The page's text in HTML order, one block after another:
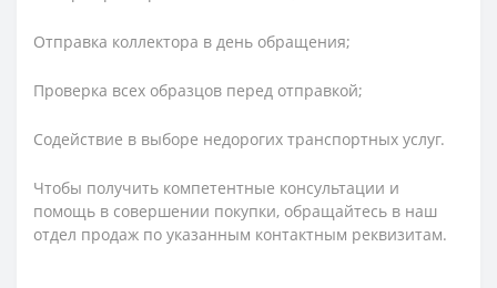
Отправка коллектора в день обращения;
Проверка всех образцов перед отправкой;
Содействие в выборе недорогих транспортных услуг.
Чтобы получить компетентные консультации и
помощь в совершении покупки, обращайтесь в наш
отдел продаж по указанным контактным реквизитам.